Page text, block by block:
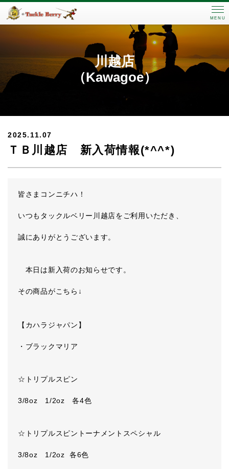
MENU
川越店
（Kawagoe）
2025.11.07
ＴＢ川越店 新入荷情報(*^^*)
皆さまコンニチハ！
いつもタックルベリー川越店をご利用いただき、
誠にありがとうございます。
本日は新入荷のお知らせです。
その商品がこちら↓
【カハラジャパン】
・ブラックマリア
☆トリプルスピン
3/8oz 1/2oz 各4色
☆トリプルスピントーナメントスペシャル
3/8oz 1/2oz 各6色